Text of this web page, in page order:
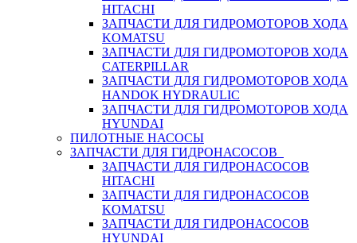
HITACHI
ЗАПЧАСТИ ДЛЯ ГИДРОМОТОРОВ ХОДА
KOMATSU
ЗАПЧАСТИ ДЛЯ ГИДРОМОТОРОВ ХОДА
CATERPILLAR
ЗАПЧАСТИ ДЛЯ ГИДРОМОТОРОВ ХОДА
HANDOK HYDRAULIC
ЗАПЧАСТИ ДЛЯ ГИДРОМОТОРОВ ХОДА
HYUNDAI
ПИЛОТНЫЕ НАСОСЫ
ЗАПЧАСТИ ДЛЯ ГИДРОНАСОСОВ
ЗАПЧАСТИ ДЛЯ ГИДРОНАСОСОВ
HITACHI
ЗАПЧАСТИ ДЛЯ ГИДРОНАСОСОВ
KOMATSU
ЗАПЧАСТИ ДЛЯ ГИДРОНАСОСОВ
HYUNDAI